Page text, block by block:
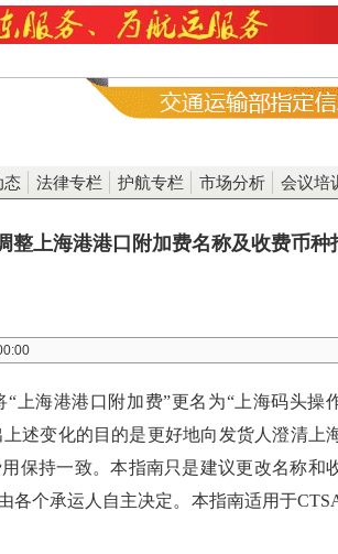
态 法律专栏 护航专栏 市场分析 会议培
整上海港港口附加费名称及收费币种
上海港港口附加费”更名为“上海码头操
述变化的目的是更好地向发货人澄清上
保持一致。本指南只是建议更改名称和
各个承运人自主决定。本指南适用于